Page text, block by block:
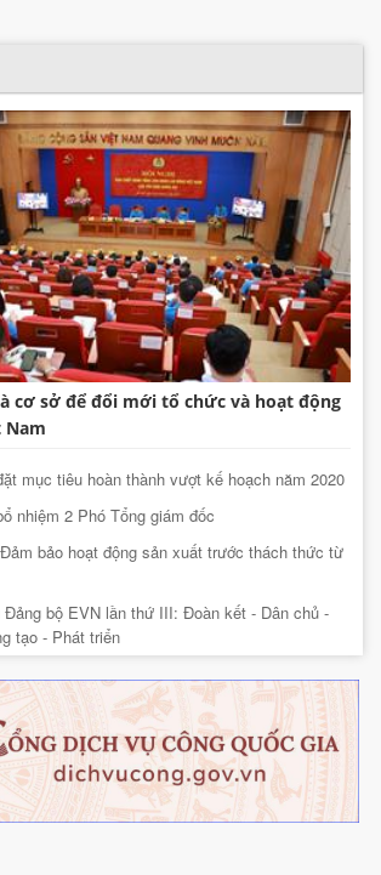
cơ sở để đổi mới tổ chức và hoạt động
Nam
mục tiêu hoàn thành vượt kế hoạch năm 2020
nhiệm 2 Phó Tổng giám đốc
bảo hoạt động sản xuất trước thách thức từ
bộ EVN lần thứ III: Đoàn kết - Dân chủ -
tạo - Phát triển